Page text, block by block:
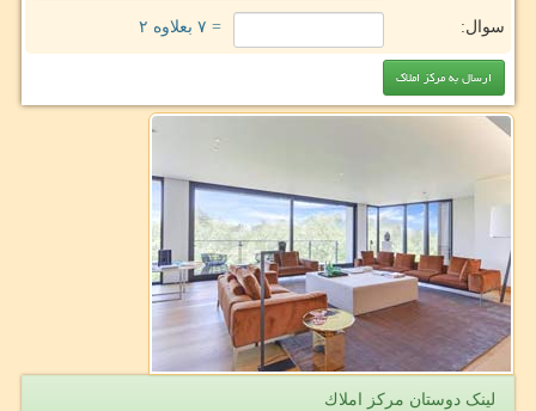
سوال: = ۷ بعلاوه ۲
لینک دوستان مركز املاك